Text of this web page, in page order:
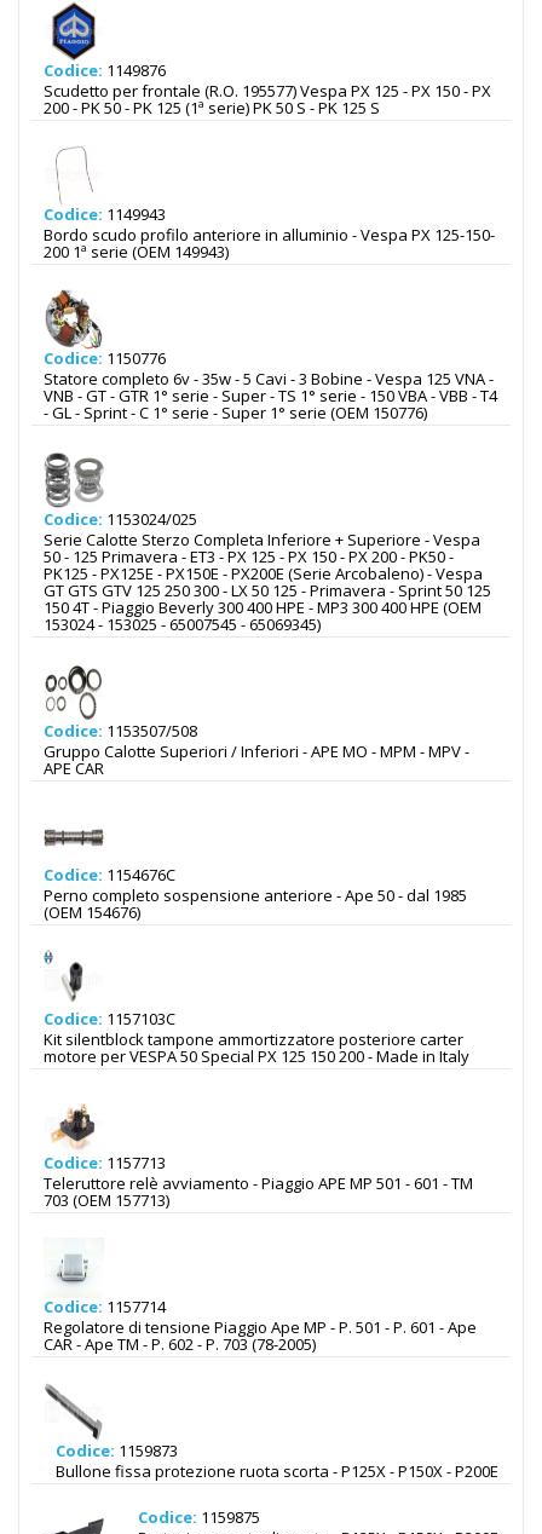
Codice: 1149876
Scudetto per frontale (R.O. 195577) Vespa PX 125 - PX 150 - PX
200 - PK 50 - PK 125 (1ª serie) PK 50 S - PK 125 S
Codice: 1149943
Bordo scudo profilo anteriore in alluminio - Vespa PX 125-150-
200 1ª serie (OEM 149943)
Codice: 1150776
Statore completo 6v - 35w - 5 Cavi - 3 Bobine - Vespa 125 VNA -
VNB - GT - GTR 1° serie - Super - TS 1° serie - 150 VBA - VBB - T4
- GL - Sprint - C 1° serie - Super 1° serie (OEM 150776)
Codice: 1153024/025
Serie Calotte Sterzo Completa Inferiore + Superiore - Vespa
50 - 125 Primavera - ET3 - PX 125 - PX 150 - PX 200 - PK50 -
PK125 - PX125E - PX150E - PX200E (Serie Arcobaleno) - Vespa
GT GTS GTV 125 250 300 - LX 50 125 - Primavera - Sprint 50 125
150 4T - Piaggio Beverly 300 400 HPE - MP3 300 400 HPE (OEM
153024 - 153025 - 65007545 - 65069345)
Codice: 1153507/508
Gruppo Calotte Superiori / Inferiori - APE MO - MPM - MPV -
APE CAR
Codice: 1154676C
Perno completo sospensione anteriore - Ape 50 - dal 1985
(OEM 154676)
Codice: 1157103C
Kit silentblock tampone ammortizzatore posteriore carter
motore per VESPA 50 Special PX 125 150 200 - Made in Italy
Codice: 1157713
Teleruttore relè avviamento - Piaggio APE MP 501 - 601 - TM
703 (OEM 157713)
Codice: 1157714
Regolatore di tensione Piaggio Ape MP - P. 501 - P. 601 - Ape
CAR - Ape TM - P. 602 - P. 703 (78-2005)
Codice: 1159873
Bullone fissa protezione ruota scorta - P125X - P150X - P200E
Codice: 1159875